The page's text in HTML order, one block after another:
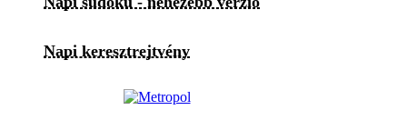
Napi keresztrejtvény